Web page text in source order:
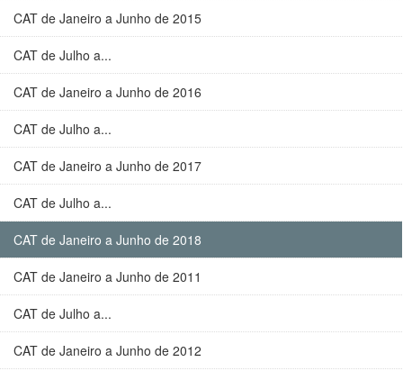
CAT de Janeiro a Junho de 2015
CAT de Julho a...
CAT de Janeiro a Junho de 2016
CAT de Julho a...
CAT de Janeiro a Junho de 2017
CAT de Julho a...
CAT de Janeiro a Junho de 2018
CAT de Janeiro a Junho de 2011
CAT de Julho a...
CAT de Janeiro a Junho de 2012